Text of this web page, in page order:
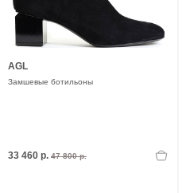
AGL
Замшевые ботильоны
33 460 р. 47 800 р.